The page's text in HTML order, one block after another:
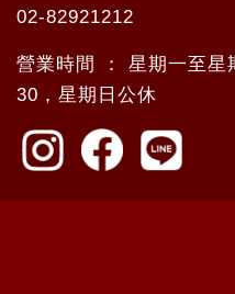
02-82921212
營業時間 ： 星期一至星
30，星期日公休